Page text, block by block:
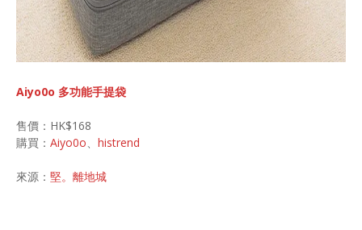
Aiyo0o 多功能手提袋
售價：HK$168
購買： Aiyo0o、 histrend
來源： 堅。離地城